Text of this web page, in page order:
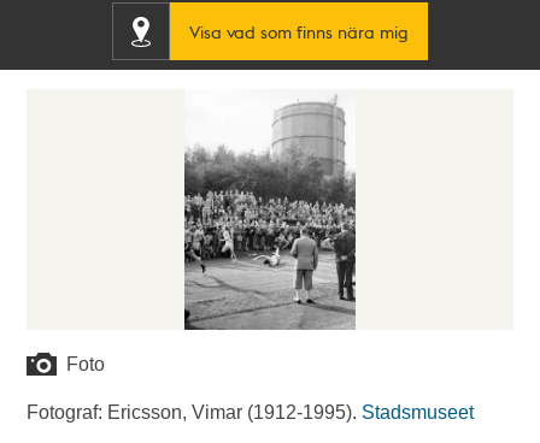
Visa vad som finns nära mig
Foto
Fotograf: Ericsson, Vimar (1912-1995). Stadsmuseet